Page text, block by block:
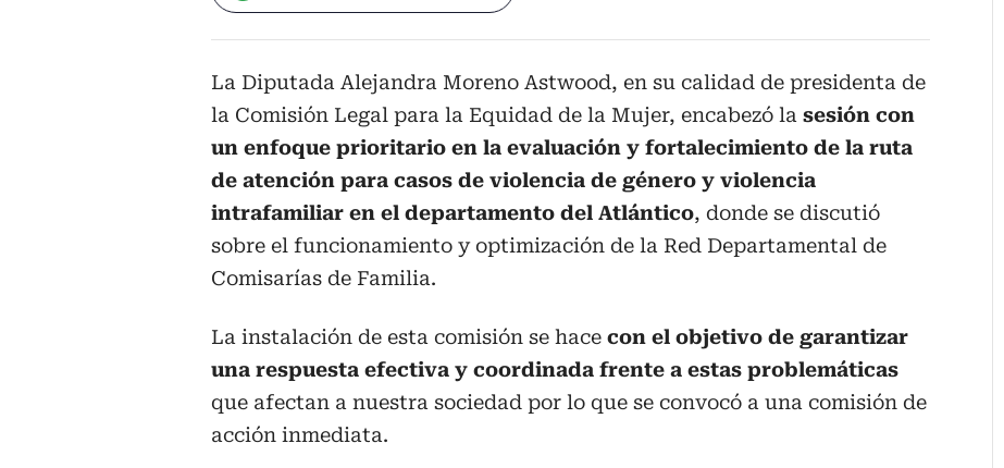
La Diputada Alejandra Moreno Astwood, en su calidad de presidenta de
la Comisión Legal para la Equidad de la Mujer, encabezó la sesión con
un enfoque prioritario en la evaluación y fortalecimiento de la ruta
de atención para casos de violencia de género y violencia
intrafamiliar en el departamento del Atlántico, donde se discutió
sobre el funcionamiento y optimización de la Red Departamental de
Comisarías de Familia.
La instalación de esta comisión se hace con el objetivo de garantizar
una respuesta efectiva y coordinada frente a estas problemáticas
que afectan a nuestra sociedad por lo que se convocó a una comisión de
acción inmediata.